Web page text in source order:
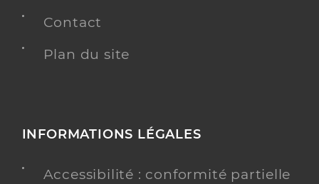
Contact
Plan du site
INFORMATIONS LÉGALES
Accessibilité : conformité partielle